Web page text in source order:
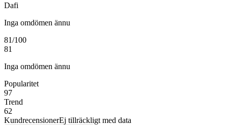
Dafi
Inga omdömen ännu
81/100
81
Inga omdömen ännu
Popularitet
97
Trend
62
KundrecensionerEj tillräckligt med data